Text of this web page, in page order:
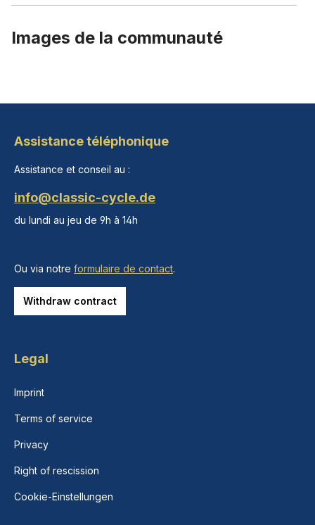
Images de la communauté
Assistance téléphonique
Assistance et conseil au :
info@classic-cycle.de
du lundi au jeu de 9h à 14h
Ou via notre formulaire de contact.
Withdraw contract
Legal
Imprint
Terms of service
Privacy
Right of rescission
Cookie-Einstellungen